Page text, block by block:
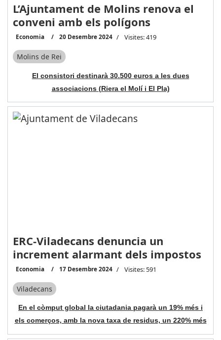
L’Ajuntament de Molins renova el
conveni amb els polígons
Economia 20 Desembre 2024 Visites: 419
Molins de Rei
El consistori destinarà 30.500 euros a les dues
associacions (Riera el Molí i El Pla)
ERC-Viladecans denuncia un
increment alarmant dels impostos
Economia 17 Desembre 2024 Visites: 591
Viladecans
En el còmput global la ciutadania pagarà un 19% més i
els comerços, amb la nova taxa de residus, un 220% més